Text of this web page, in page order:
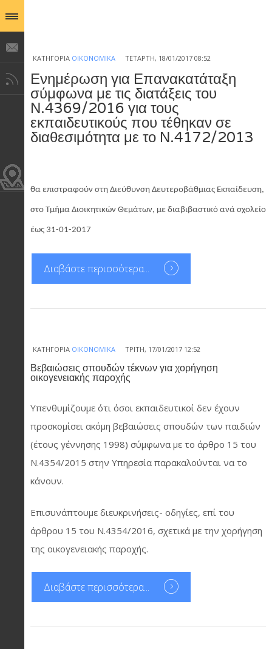
ΚΑΤΗΓΟΡΊΑ ΟΙΚΟΝΟΜΙΚΆ ΤΕΤΆΡΤΗ, 18/01/2017 08:52
Ενημέρωση για Επανακατάταξη
σύμφωνα με τις διατάξεις του
Ν.4369/2016 για τους
εκπαιδευτικούς που τέθηκαν σε
διαθεσιμότητα με το Ν.4172/2013
θα επιστραφούν στη Διεύθυνση Δευτεροβάθμιας Εκπαίδευση,
στο Τμήμα Διοικητικών Θεμάτων, με διαβιβαστικό ανά σχολείο
έως 31-01-2017
Διαβάστε περισσότερα...
ΚΑΤΗΓΟΡΊΑ ΟΙΚΟΝΟΜΙΚΆ ΤΡΊΤΗ, 17/01/2017 12:52
Βεβαιώσεις σπουδών τέκνων για χορήγηση
οικογενειακής παροχής
Υπενθυμίζουμε ότι όσοι εκπαιδευτικοί δεν έχουν
προσκομίσει ακόμη βεβαιώσεις σπουδών των παιδιών
(έτους γέννησης 1998) σύμφωνα με το άρθρο 15 του
Ν.4354/2015 στην Υπηρεσία παρακαλούνται να το
κάνουν.
Επισυνάπτουμε διευκρινήσεις- οδηγίες, επί του
άρθρου 15 του Ν.4354/2016, σχετικά με την χορήγηση
της οικογενειακής παροχής.
Διαβάστε περισσότερα...